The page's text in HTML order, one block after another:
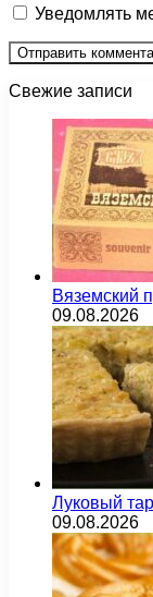
Уведомлять
Свежие записи
Вяземский
09.08.2026
Луковый
09.08.2026